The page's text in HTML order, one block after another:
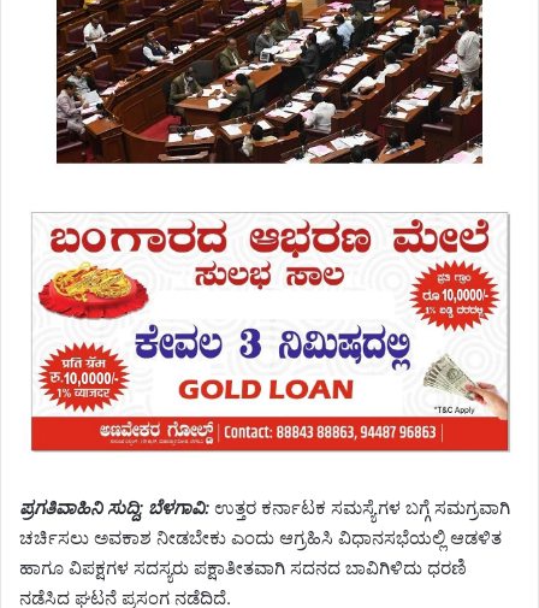
ಪ್ರಗತಿವಾಹಿನಿ ಸುದ್ದಿ; ಬೆಳಗಾವಿ: ಉತ್ತರ ಕರ್ನಾಟಕ ಸಮಸ್ಯೆಗಳ ಬಗ್ಗೆ ಸಮಗ್ರವಾಗಿ
ಚರ್ಚಿಸಲು ಅವಕಾಶ ನೀಡಬೇಕು ಎಂದು ಆಗ್ರಹಿಸಿ ವಿಧಾನಸಭೆಯಲ್ಲಿ ಆಡಳಿತ
ಹಾಗೂ ವಿಪಕ್ಷಗಳ ಸದಸ್ಯರು ಪಕ್ಷಾತೀತವಾಗಿ ಸದನದ ಬಾವಿಗಿಳಿದು ಧರಣಿ
ನಡೆಸಿದ ಘಟನೆ ಪ್ರಸಂಗ ನಡೆದಿದೆ.